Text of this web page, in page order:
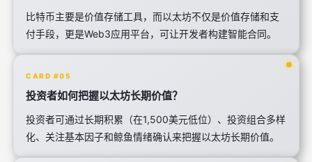
比特币主要是价值存储工具，而以太坊不仅是价值存储和支
付手段，更是Web3应用平台，可让开发者构建智能合同。
CARD #05
投资者如何把握以太坊长期价值？
投资者可通过长期积累（在1,500美元低位）、投资组合多样
化、关注基本因子和鲸鱼情绪确认来把握以太坊长期价值。